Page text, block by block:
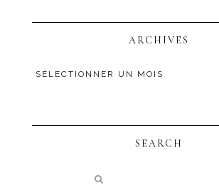
ARCHIVES
SEARCH